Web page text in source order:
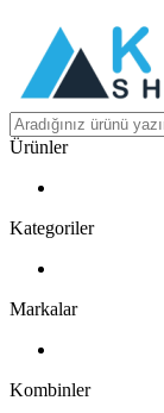
Ürünler
Kategoriler
Markalar
Kombinler